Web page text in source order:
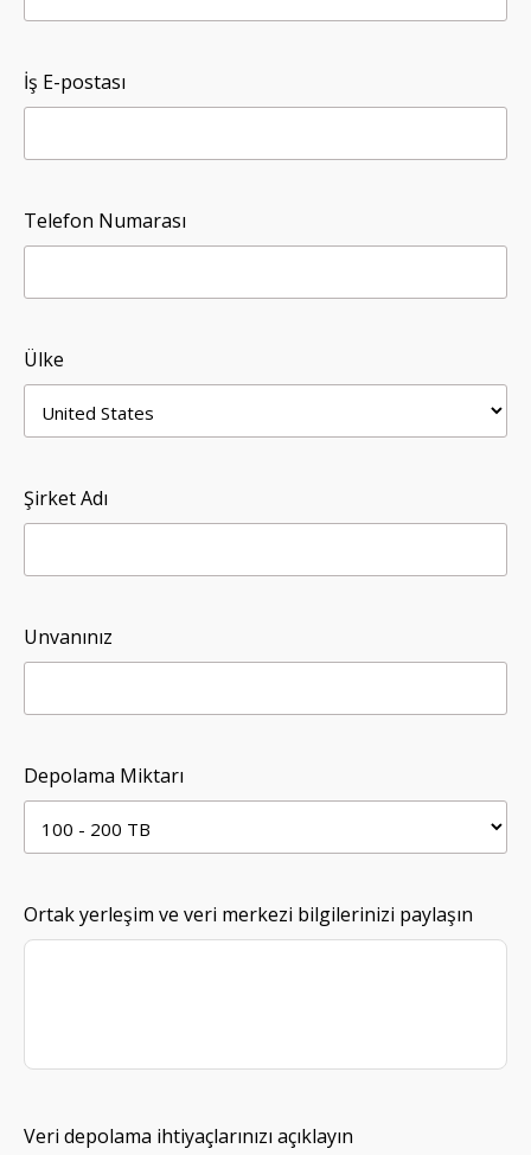
İş E-postası
Telefon Numarası
Ülke
Şirket Adı
Unvanınız
Depolama Miktarı
Ortak yerleşim ve veri merkezi bilgilerinizi paylaşın
Veri depolama ihtiyaçlarınızı açıklayın